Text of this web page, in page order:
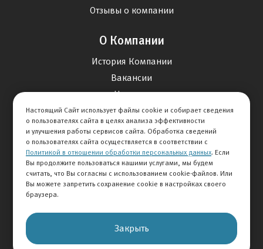
© 2026 АВТОМИР
Отзывы о компании
О Компании
История Компании
Вакансии
Новости
Карта сайта
Контакты
+7 495 234-33-66
Настоящий Сайт использует файлы cookie и собирает сведения
о пользователях сайта в целях анализа эффективности
и улучшения работы сервисов сайта. Обработка сведений
о пользователях сайта осуществляется в соответствии с
Политикой в отношении обработки персональных данных. Если
Вы продолжите пользоваться нашими услугами, мы будем
считать, что Вы согласны с использованием cookie-файлов. Или
Вы можете запретить сохранение cookie в настройках своего
браузера.
Закрыть